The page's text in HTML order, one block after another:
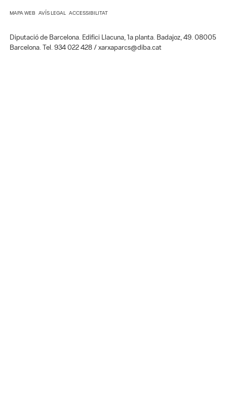
Barcelona. Tel. 934 022 428 / xarxaparcs@diba.cat